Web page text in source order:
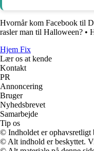
Hvornår kom Facebook til
rasler man til Halloween? •
Hjem Fix
Lær os at kende
Kontakt
PR
Annoncering
Bruger
Nyhedsbrevet
Samarbejde
Tip os
© Indholdet er ophavsretligt
© Alt indhold er beskyttet.